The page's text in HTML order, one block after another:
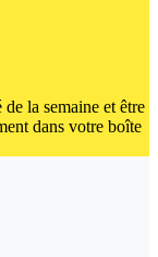
la semaine et être
dans votre boîte